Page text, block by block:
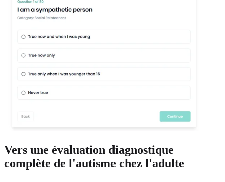
Vers une évaluation diagnostique
complète de l'autisme chez l'adulte